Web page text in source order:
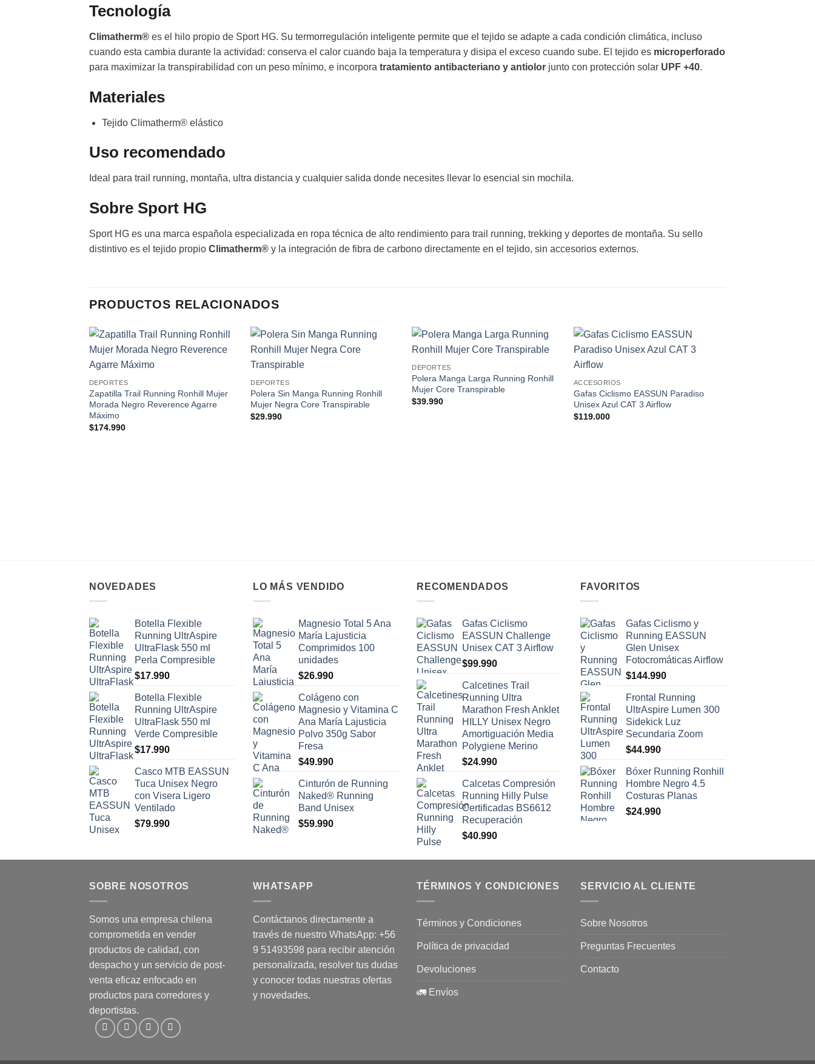
Tecnología
Climatherm® es el hilo propio de Sport HG. Su termorregulación inteligente permite que el tejido se adapte a cada condición climática, incluso
cuando esta cambia durante la actividad: conserva el calor cuando baja la temperatura y disipa el exceso cuando sube. El tejido es microperforado
para maximizar la transpirabilidad con un peso mínimo, e incorpora tratamiento antibacteriano y antiolor junto con protección solar UPF +40.
Materiales
Tejido Climatherm® elástico
Uso recomendado
Ideal para trail running, montaña, ultra distancia y cualquier salida donde necesites llevar lo esencial sin mochila.
Sobre Sport HG
Sport HG es una marca española especializada en ropa técnica de alto rendimiento para trail running, trekking y deportes de montaña. Su sello
distintivo es el tejido propio Climatherm® y la integración de fibra de carbono directamente en el tejido, sin accesorios externos.
PRODUCTOS RELACIONADOS
DEPORTES
Zapatilla Trail Running Ronhill Mujer
Morada Negro Reverence Agarre
Máximo
$174.990
DEPORTES
Polera Sin Manga Running Ronhill
Mujer Negra Core Transpirable
$29.990
DEPORTES
Polera Manga Larga Running Ronhill
Mujer Core Transpirable
$39.990
ACCESORIOS
Gafas Ciclismo EASSUN Paradiso
Unisex Azul CAT 3 Airflow
$119.000
NOVEDADES
Botella Flexible
Running UltrAspire
UltraFlask 550 ml
Perla Compresible
$17.990
Botella Flexible
Running UltrAspire
UltraFlask 550 ml
Verde Compresible
$17.990
Casco MTB EASSUN
Tuca Unisex Negro
con Visera Ligero
Ventilado
$79.990
LO MÁS VENDIDO
Magnesio Total 5 Ana
María Lajusticia
Comprimidos 100
unidades
$26.990
Colágeno con
Magnesio y Vitamina C
Ana María Lajusticia
Polvo 350g Sabor
Fresa
$49.990
Cinturón de Running
Naked® Running
Band Unisex
$59.990
RECOMENDADOS
Gafas Ciclismo
EASSUN Challenge
Unisex CAT 3 Airflow
$99.990
Calcetines Trail
Running Ultra
Marathon Fresh Anklet
HILLY Unisex Negro
Amortiguación Media
Polygiene Merino
$24.990
Calcetas Compresión
Running Hilly Pulse
Certificadas BS6612
Recuperación
$40.990
FAVORITOS
Gafas Ciclismo y
Running EASSUN
Glen Unisex
Fotocromáticas Airflow
$144.990
Frontal Running
UltrAspire Lumen 300
Sidekick Luz
Secundaria Zoom
$44.990
Bóxer Running Ronhill
Hombre Negro 4.5
Costuras Planas
$24.990
SOBRE NOSOTROS
Somos una empresa chilena
comprometida en vender
productos de calidad, con
despacho y un servicio de post-
venta eficaz enfocado en
productos para corredores y
deportistas.
WHATSAPP
Contáctanos directamente a
través de nuestro WhatsApp: +56
9 51493598 para recibir atención
personalizada, resolver tus dudas
y conocer todas nuestras ofertas
y novedades.
TÉRMINOS Y CONDICIONES
Términos y Condiciones
Política de privacidad
Devoluciones
🚛 Envíos
SERVICIO AL CLIENTE
Sobre Nosotros
Preguntas Frecuentes
Contacto